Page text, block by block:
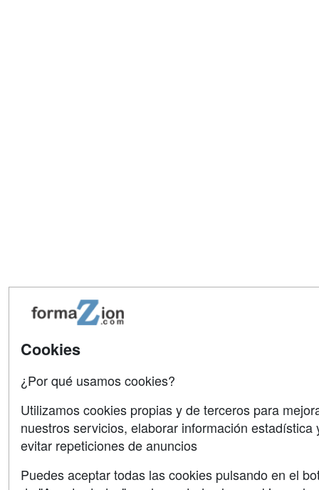
Cookies
¿Por qué usamos cookies?
Utilizamos cookies propias y de terceros para
nuestros servicios, elaborar información estadística
evitar repeticiones de anuncios
Puedes aceptar todas las cookies pulsando en el